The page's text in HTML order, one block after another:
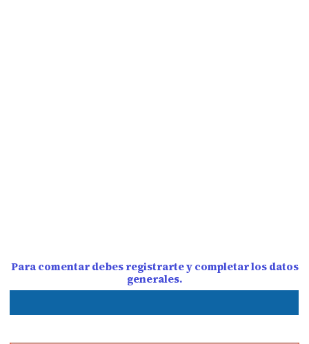
Para comentar debes registrarte y completar los datos
generales.